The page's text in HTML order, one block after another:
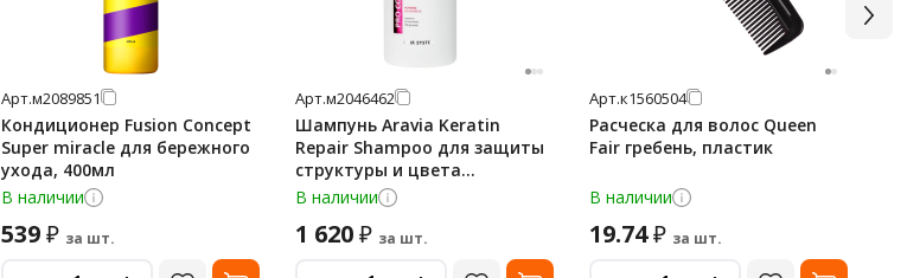
Арт.м2089851
Кондиционер Fusion Concept
Super miracle для бережного
ухода, 400мл
В наличии
539₽ за шт.
Арт.м2046462
Шампунь Aravia Keratin
Repair Shampoo для защиты
структуры и цвета
поврежденных и
окрашенных волос, 1л
В наличии
1 620₽ за шт.
Арт.к1560504
Расческа для волос Queen
Fair гребень, пластик
В наличии
19.74₽ за шт.